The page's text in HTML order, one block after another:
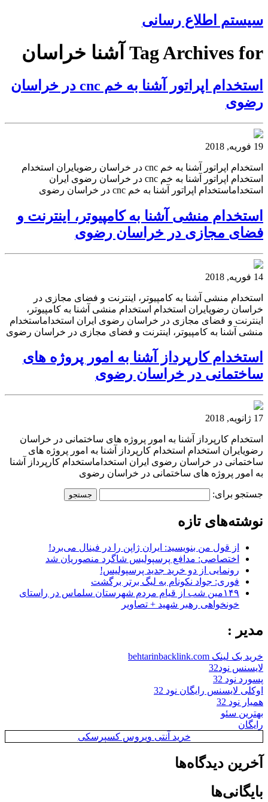
سیستم اطلاع رسانی
Tag Archives for آشنا خراسان
استخدام اپراتور آشنا به خم cnc در خراسان
رضوی
19 فوریه, 2018
استخدام اپراتور آشنا به خم cnc در خراسان رضویایران استخدام
استخدام اپراتور آشنا به خم cnc در خراسان رضوی ایران
استخداماستخدام اپراتور آشنا به خم cnc در خراسان رضوی
استخدام منشی آشنا به کامپیوتر، اینترنت و
فضای مجازی در خراسان رضوی
14 فوریه, 2018
استخدام منشی آشنا به کامپیوتر، اینترنت و فضای مجازی در
خراسان رضویایران استخدام استخدام منشی آشنا به کامپیوتر،
اینترنت و فضای مجازی در خراسان رضوی ایران استخداماستخدام
منشی آشنا به کامپیوتر، اینترنت و فضای مجازی در خراسان رضوی
استخدام کارپرداز آشنا به امور پروژه های
ساختمانی در خراسان رضوی
17 ژانویه, 2018
استخدام کارپرداز آشنا به امور پروژه های ساختمانی در خراسان
رضویایران استخدام استخدام کارپرداز آشنا به امور پروژه های
ساختمانی در خراسان رضوی ایران استخداماستخدام کارپرداز آشنا
به امور پروژه های ساختمانی در خراسان رضوی
جستجو برای:
نوشته‌های تازه
از قول من بنویسید: ایران ژاپن را در فینال می‌برد!
اختصاصی: مدافع پرسپولیس شاگرد منصوریان شد
رونمایی از دو خرید جدید پرسپولیس!
فوری: جواد نکونام به لیگ برتر برگشت
۱۴۹مین شب از قیام مردم شهرستان سلماس در راستای
خونخواهی رهبر شهید + تصاویر
مدیر :
خرید بک لینک behtarinbacklink.com
لایسنس نود32
پسورد نود 32
اوکلی لایسنس رایگان نود 32
همیار نود 32
بهترین سئو
رایگان
خرید آنتی ویروس کسپرسکی
آخرین دیدگاه‌ها
بایگانی‌ها